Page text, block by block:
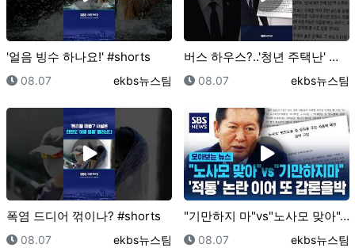
'얼음 빙수 하나요!' #shorts
등록일
08.07 등록자
ekbs뉴스팀
버스 하우스?..'청년 주택난' 대책이라며 #short…
등록일
08.07 등록자
ekbs뉴스팀
폭염 드디어 꺾이나? #shorts
등록일
08.07 등록자
ekbs뉴스팀
"기만하지 마"vs"노사모 맞아"..'적통' 논란 이어…
등록일
08.07 등록자
ekbs뉴스팀